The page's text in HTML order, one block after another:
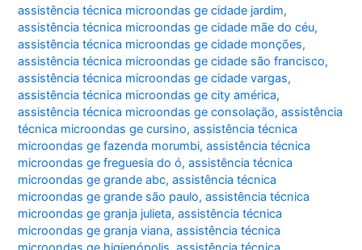
assistência técnica microondas ge cidade jardim,
assistência técnica microondas ge cidade mãe do céu,
assistência técnica microondas ge cidade monções,
assistência técnica microondas ge cidade são francisco,
assistência técnica microondas ge cidade vargas,
assistência técnica microondas ge city américa,
assistência técnica microondas ge consolação,assistência
técnica microondas ge cursino,assistência técnica
microondas ge fazenda morumbi,assistência técnica
microondas ge freguesia do ó,assistência técnica
microondas ge grande abc,assistência técnica
microondas ge grande são paulo,assistência técnica
microondas ge granja julieta,assistência técnica
microondas ge granja viana,assistência técnica